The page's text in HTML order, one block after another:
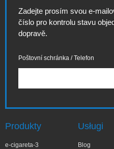
Zadejte prosím svou e-
číslo pro kontrolu stavu
dopravě.
Poštovní schránka / Telefon
Produkty
e-cigareta-3
Usługi
Blog